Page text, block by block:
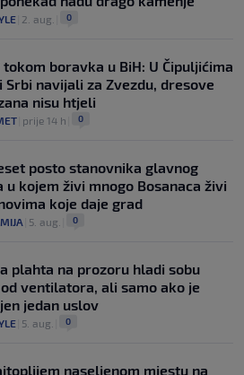
2. aug. 0
tokom boravka u BiH: U Čipuljićima
Srbi navijali za Zvezdu, dresove
nisu htjeli
prije 14 h 0
posto stanovnika glavnog
u kojem živi mnogo Bosanaca živi
koje daje grad
5. aug. 0
plahta na prozoru hladi sobu
ventilatora, ali samo ako je
jedan uslov
5. aug. 0
naseljenom mjestu na